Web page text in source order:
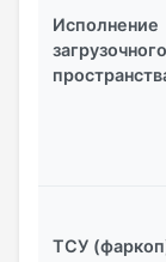
Исполнение
загрузочного
ТСУ